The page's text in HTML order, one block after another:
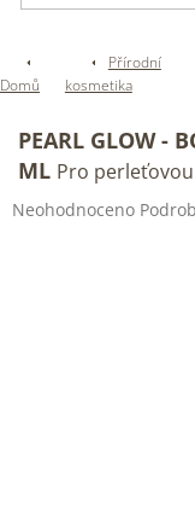
Domů
Přírodní
kosmetika
PEARL GLOW -
ML Pro
Průměrné
Neohodnoceno